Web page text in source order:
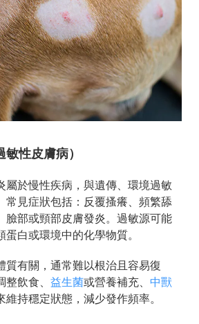
性皮膚病）
屬於慢性疾病，與遺傳、環境過敏
常見症狀包括：反覆搔癢、頻繁舔
臉部或頸部皮膚發炎。過敏源可能
白或環境中的化學物質。
質有關，通常難以根治且容易復
飲食、 益生菌或營養補充、 中獸
維持穩定狀態，減少發作頻率。